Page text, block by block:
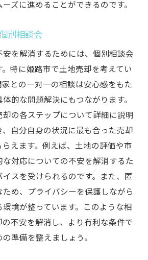
ズに進めることができるのです。
別相談会
を解消するためには、個別相談会
特に姫路市で土地売却を考えてい
との一対一の相談は安心感をもた
的な問題解決にもつながります。
の各ステップについて詳細に説明
、自分自身の状況に最も合った売却
えます。例えば、土地の評価や市
対応についての不安を解消するた
スを受けられるのです。また、匿
め、プライバシーを保護しながら
境が整っています。このような相
不安を解消し、より有利な条件で
準備を整えましょう。